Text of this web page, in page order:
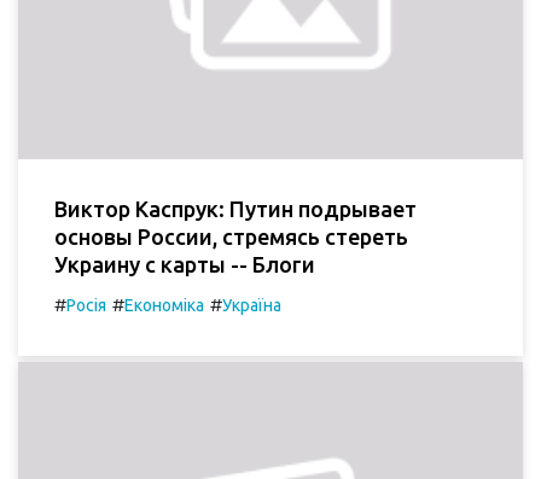
Виктор Каспрук: Путин подрывает
основы России, стремясь стереть
Украину с карты -- Блоги
#Росія #Економіка #Україна